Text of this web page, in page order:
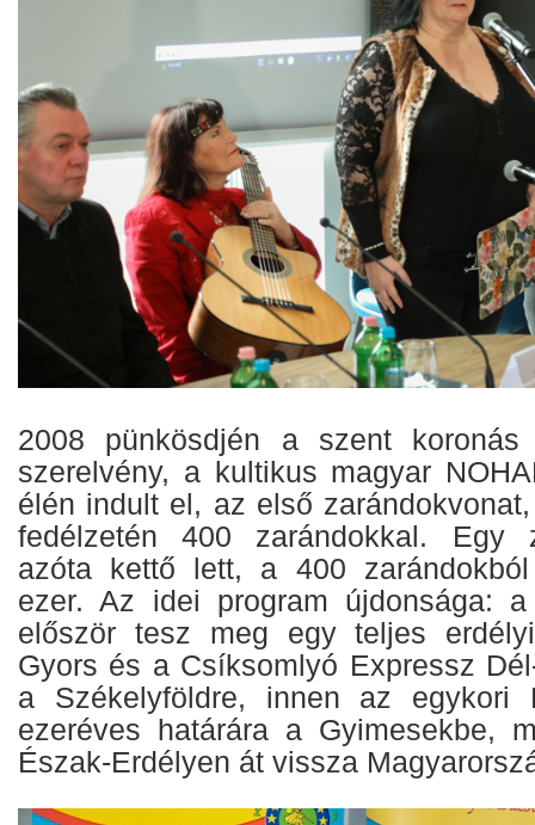
2008 pünkösdjén a szent
szerelvény, a kultikus magyar
élén indult el, az első
fedélzetén 400 zarándokkal. Egy
azóta kettő lett, a 400
ezer. Az idei program újdonsága:
először tesz meg egy teljes
Gyors és a Csíksomlyó Expressz
a Székelyföldre, innen az egykori
ezeréves határára a Gyimesekbe,
Észak-Erdélyen át vissza